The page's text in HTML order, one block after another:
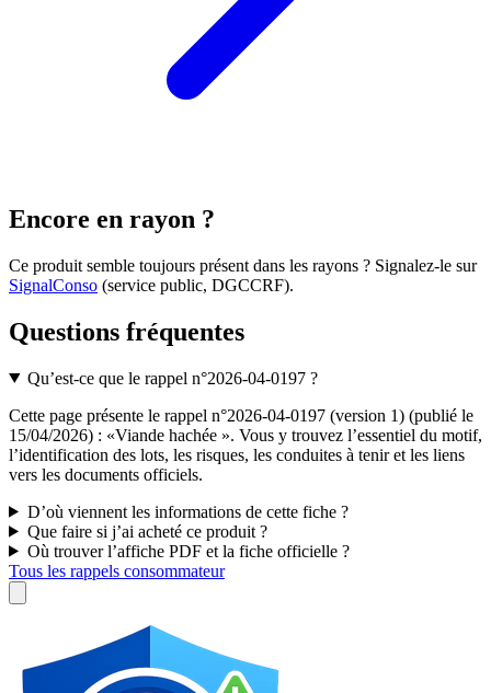
Encore en rayon ?
Ce produit semble toujours présent dans les rayons ? Signalez-le sur
SignalConso (service public, DGCCRF).
Questions fréquentes
Qu’est-ce que le rappel n°2026-04-0197 ?
Cette page présente le rappel n°2026-04-0197 (version 1) (publié le
15/04/2026) : «Viande hachée ». Vous y trouvez l’essentiel du motif,
l’identification des lots, les risques, les conduites à tenir et les liens
vers les documents officiels.
D’où viennent les informations de cette fiche ?
Que faire si j’ai acheté ce produit ?
Où trouver l’affiche PDF et la fiche officielle ?
Tous les rappels consommateur